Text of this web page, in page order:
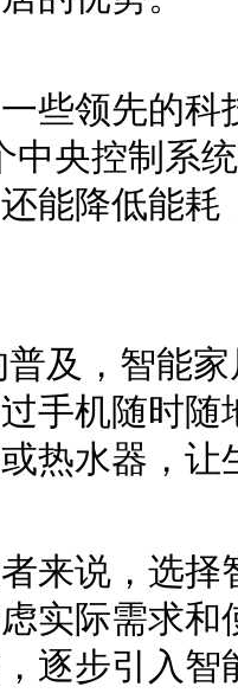
领先的科
中央控制系
能降低能
，智能家
手机随时
热水器，让
说，选择
实际需求
逐步引入